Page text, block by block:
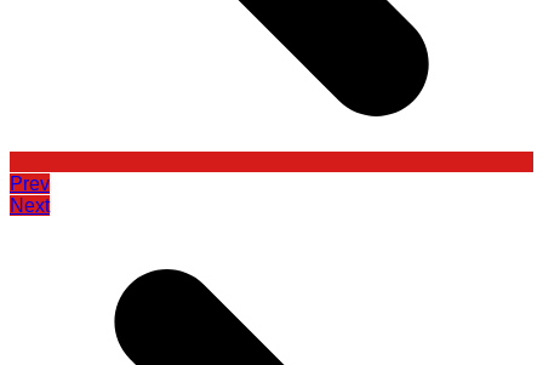
Prev
Next